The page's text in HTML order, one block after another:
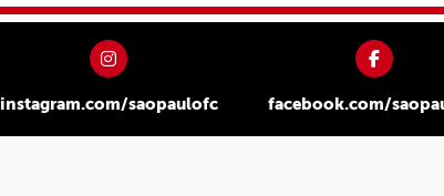
instagram.com/saopaulofc facebook.com/